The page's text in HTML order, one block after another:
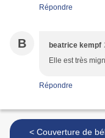
Répondre
B beatrice kempf
Elle est très
Répondre
< Couverture de bébe